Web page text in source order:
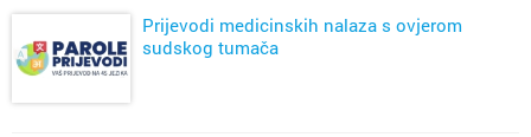
Prijevodi medicinskih nalaza s ovjerom
sudskog tumača